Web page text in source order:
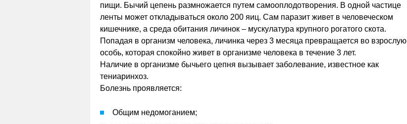
пищи. Бычий цепень размножается путем самооплодотворения. В одной частице
ленты может откладываться около 200 яиц. Сам паразит живет в человеческом
кишечнике, а среда обитания личинок – мускулатура крупного рогатого скота.
Попадая в организм человека, личинка через 3 месяца превращается во взрослую
особь, которая спокойно живет в организме человека в течение 3 лет.
Наличие в организме бычьего цепня вызывает заболевание, известное как
тениаринхоз.
Болезнь проявляется:
Общим недомоганием;